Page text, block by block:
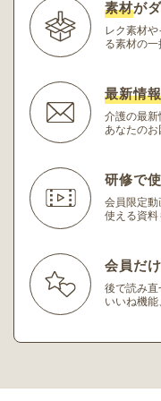
素材が
レク素材や
る素材の一
最新情報
介護の最新
あなたのお
研修で
会員限定
使える資料
会員だ
後で読み
いいね機能